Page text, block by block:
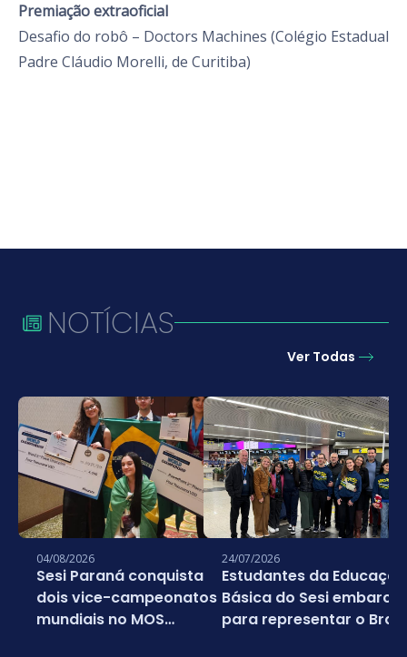
Premiação extraoficial
Desafio do robô – Doctors Machines (Colégio Estadual
Padre Cláudio Morelli, de Curitiba)
NOTÍCIAS
Ver Todas
04/08/2026
Sesi Paraná conquista
dois vice-campeonatos
mundiais no MOS
24/07/2026
Estudantes da Educação
Básica do Sesi
para representar o